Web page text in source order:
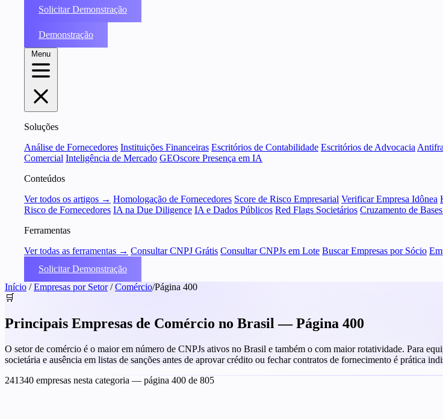
Solicitar Demonstração
Demonstração
Menu
Soluções
Análise de Fornecedores Instituições Financeiras Escritórios de Contabilidade Escritórios de Advocacia
Comercial Inteligência de Mercado GEOscore Presença em IA
Conteúdos
Ver todos os artigos → Homologação de Fornecedores Score de Risco Empresarial Verificar Empresa Idônea
Risco de Fornecedores IA na Due Diligence IA e Dados Públicos Red Flags Societários Cruzamento de
Ferramentas
Ver todas as ferramentas → Consultar CNPJ Grátis Consultar CNPJs em Lote Buscar Empresas por Sócio
Solicitar Demonstração
Início / Empresas por Setor / Comércio/Página 400
🛒
Principais Empresas de Comércio no Brasil — Página 400
O setor de comércio é o maior em número de CNPJs ativos no Brasil e também o com maior rotatividade. Para
societária e ausência em listas de sanções antes de aprovar crédito ou fechar contratos de fornecimento é prática
241340 empresas nesta categoria — página 400 de 805